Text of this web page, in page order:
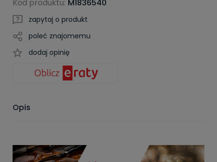
Kod produktu: M1836540
zapytaj o produkt
poleć znajomemu
dodaj opinię
Opis